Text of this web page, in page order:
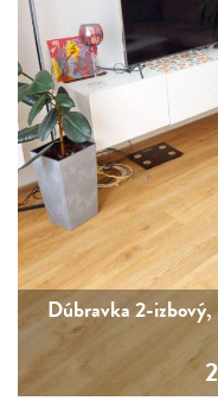
Dúbravka 2-